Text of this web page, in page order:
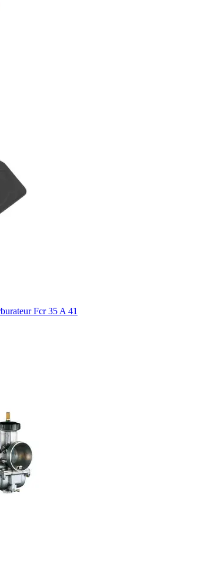
Fcr 35 A 41